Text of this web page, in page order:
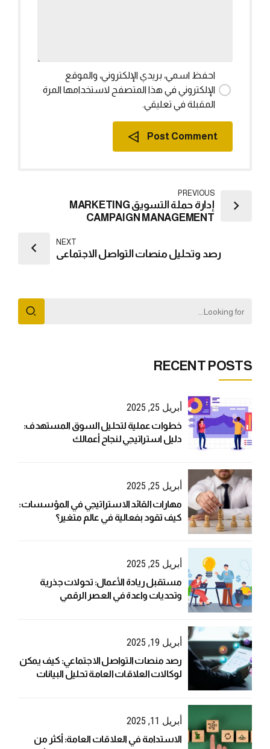
احفظ اسمي، بريدي الإلكتروني، والموقع
الإلكتروني في هذا المتصفح لاستخدامها المرة
المقبلة في تعليقي.
Post Comment
PREVIOUS
إدارة حملة التسويق MARKETING
CAMPAIGN MANAGEMENT
NEXT
رصد وتحليل منصات التواصل الاجتماعي
RECENT POSTS
أبريل 25, 2025
خطوات عملية لتحليل السوق المستهدف:
دليل استراتيجي لنجاح أعمالك
أبريل 25, 2025
مهارات القائد الاستراتيجي في المؤسسات:
كيف تقود بفعالية في عالم متغير؟
أبريل 25, 2025
مستقبل ريادة الأعمال: تحولات جذرية
وتحديات واعدة في العصر الرقمي
أبريل 19, 2025
رصد منصات التواصل الاجتماعي: كيف يمكن
لوكالات العلاقات العامة تحليل البيانات
أبريل 11, 2025
الاستدامة في العلاقات العامة: أكثر من